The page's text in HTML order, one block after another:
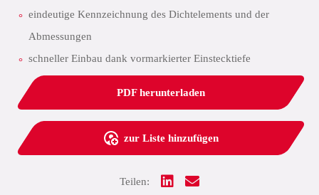
eindeutige Kennzeichnung des Dichtelements und der
Abmessungen
schneller Einbau dank vormarkierter Einstecktiefe
PDF herunterladen
zur Liste hinzufügen
Teilen: